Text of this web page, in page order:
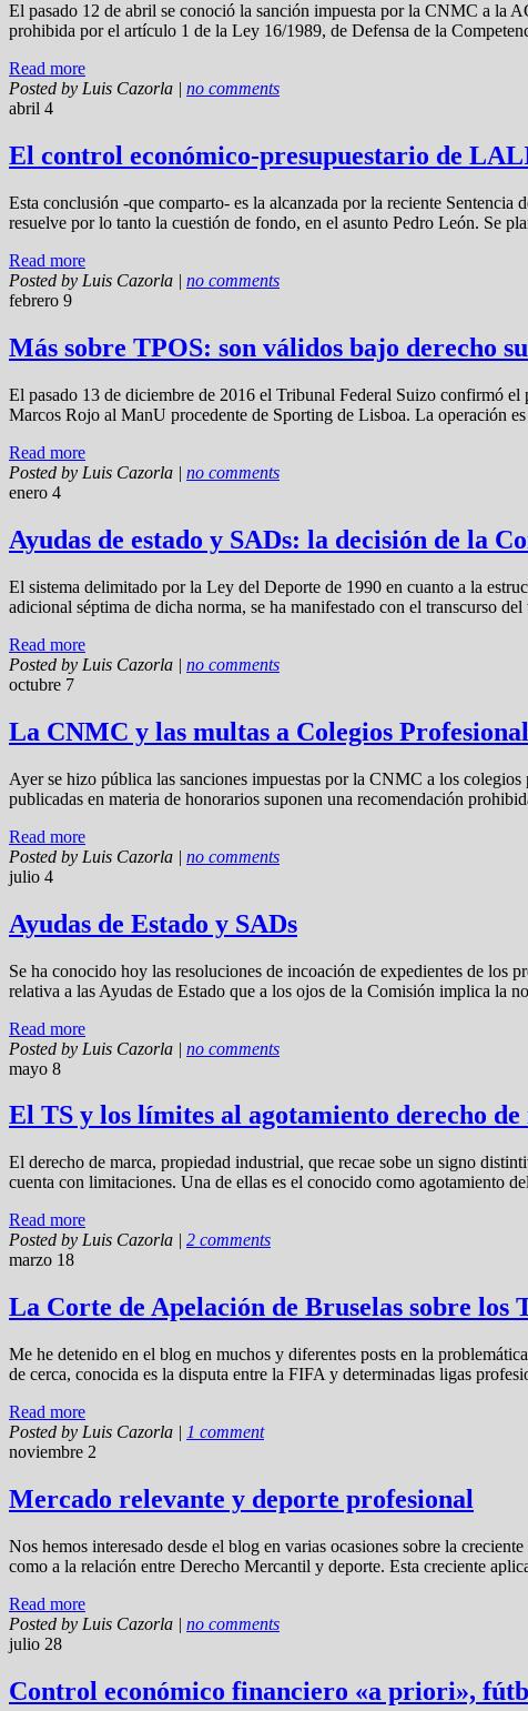
El pasado 12 de abril se conoció la sanción impuesta por la CNMC a la
prohibida por el artículo 1 de la Ley 16/1989, de Defensa de la
Read more
Posted by Luis Cazorla | no comments
abril 4
El control económico-presupuestario de
Esta conclusión -que comparto- es la alcanzada por la reciente
resuelve por lo tanto la cuestión de fondo, en el asunto Pedro León. Se
Read more
Posted by Luis Cazorla | no comments
febrero 9
Más sobre TPOS: son válidos bajo derecho
El pasado 13 de diciembre de 2016 el Tribunal Federal Suizo confirmó
Marcos Rojo al ManU procedente de Sporting de Lisboa. La operación
Read more
Posted by Luis Cazorla | no comments
enero 4
Ayudas de estado y SADs: la decisión de la
El sistema delimitado por la Ley del Deporte de 1990 en cuanto a la
adicional séptima de dicha norma, se ha manifestado con el transcurso
Read more
Posted by Luis Cazorla | no comments
octubre 7
La CNMC y las multas a Colegios
Ayer se hizo pública las sanciones impuestas por la CNMC a los
publicadas en materia de honorarios suponen una recomendación
Read more
Posted by Luis Cazorla | no comments
julio 4
Ayudas de Estado y SADs
Se ha conocido hoy las resoluciones de incoación de expedientes de los
relativa a las Ayudas de Estado que a los ojos de la Comisión implica la
Read more
Posted by Luis Cazorla | no comments
mayo 8
El TS y los límites al agotamiento derecho
El derecho de marca, propiedad industrial, que recae sobe un signo
cuenta con limitaciones. Una de ellas es el conocido como agotamiento
Read more
Posted by Luis Cazorla | 2 comments
marzo 18
La Corte de Apelación de Bruselas sobre los
Me he detenido en el blog en muchos y diferentes posts en la
de cerca, conocida es la disputa entre la FIFA y determinadas ligas
Read more
Posted by Luis Cazorla | 1 comment
noviembre 2
Mercado relevante y deporte profesional
Nos hemos interesado desde el blog en varias ocasiones sobre la
como a la relación entre Derecho Mercantil y deporte. Esta creciente
Read more
Posted by Luis Cazorla | no comments
julio 28
Control económico financiero «a priori»,